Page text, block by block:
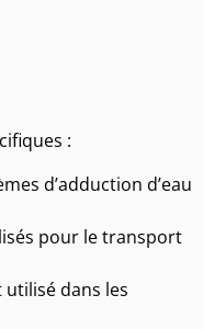
:
d’adduction d’eau
pour le transport
dans les